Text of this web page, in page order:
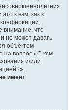
к вам, как к
внимание, что
не может давать
объектом
на вопрос «С кем
и/или
имеет